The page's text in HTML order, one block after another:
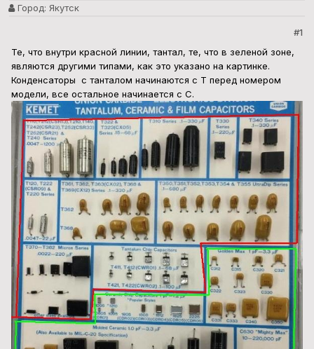
Город: Якутск
#1
Те, что внутри красной линии, тантал, те, что в зеленой зоне,
являются другими типами, как это указано на картинке.
Конденсаторы с танталом начинаются с T перед номером
модели, все остальное начинается с C.